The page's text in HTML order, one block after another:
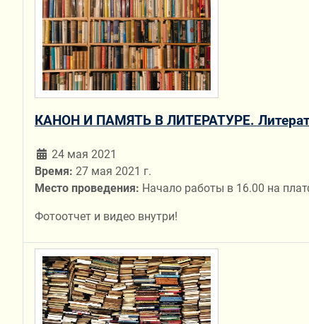
КАНОН И ПАМЯТЬ В ЛИТЕРАТУРЕ.
24 мая 2021
Время: 27 мая 2021 г.
Место проведения: Начало работы в 16.00 на
Фотоотчет и видео внутри!